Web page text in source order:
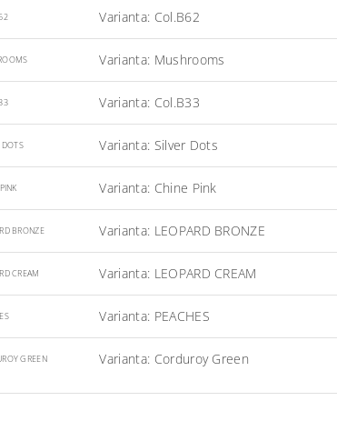
Varianta: Col.B62
Varianta: Mushrooms
Varianta: Col.B33
Varianta: Silver Dots
Varianta: Chine Pink
BRONZE Varianta: LEOPARD BRONZE
CREAM Varianta: LEOPARD CREAM
Varianta: PEACHES
GREEN Varianta: Corduroy Green